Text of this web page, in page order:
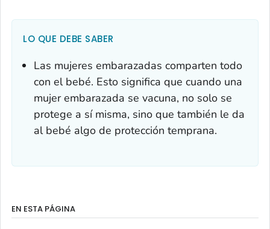
LO QUE DEBE SABER
Las mujeres embarazadas comparten todo
con el bebé. Esto significa que cuando una
mujer embarazada se vacuna, no solo se
protege a sí misma, sino que también le da
al bebé algo de protección temprana.
EN ESTA PÁGINA